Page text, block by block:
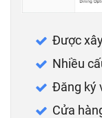
Được
Nhiều
Đăng ký
Cửa